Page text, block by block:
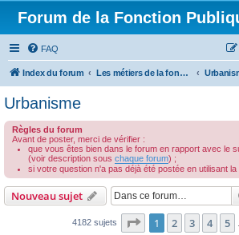
Forum de la Fonction
FAQ
Index du forum Les métiers de la fonction publique territoriale
Urbanisme
Règles du forum
Avant de poster, merci de vérifier :
que vous êtes bien dans le forum en rapport avec le
(voir description sous chaque forum) ;
si votre question n'a pas déjà été postée en utilisant la
Nouveau sujet
4182 sujets Page 1sur84
1 2 3 4 5